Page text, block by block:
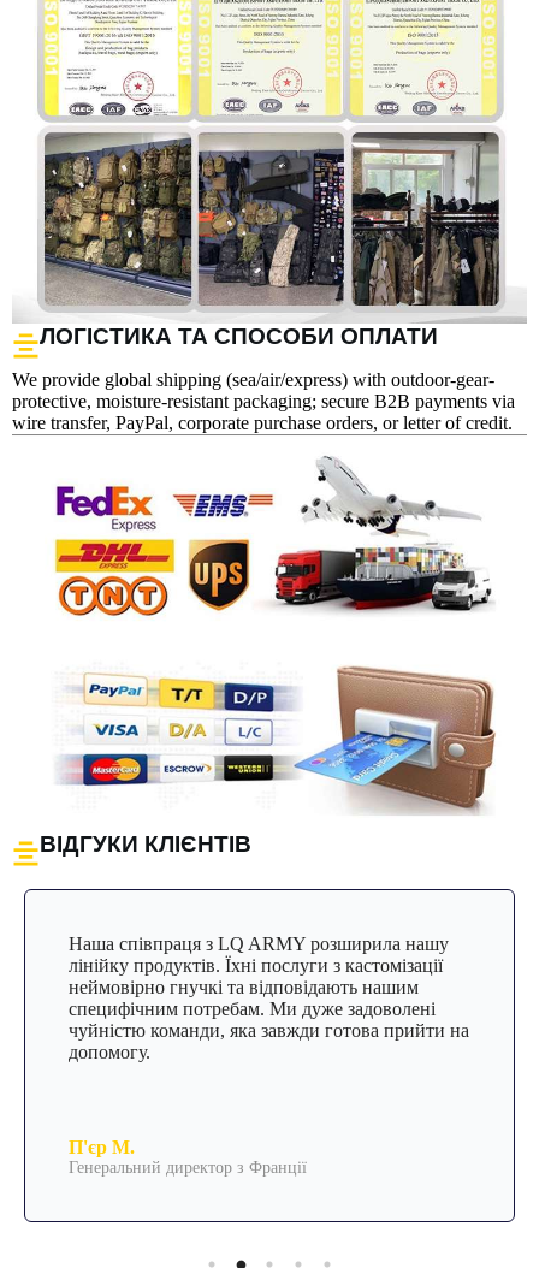
ЛОГІСТИКА ТА СПОСОБИ ОПЛАТИ
We provide global shipping (sea/air/express) with outdoor-gear-
protective, moisture-resistant packaging; secure B2B payments via
wire transfer, PayPal, corporate purchase orders, or letter of credit.
ВІДГУКИ КЛІЄНТІВ
Наша співпраця з LQ ARMY розширила нашу
лінійку продуктів. Їхні послуги з кастомізації
неймовірно гнучкі та відповідають нашим
специфічним потребам. Ми дуже задоволені
чуйністю команди, яка завжди готова прийти на
допомогу.
П'єр М.
Генеральний директор з Франції